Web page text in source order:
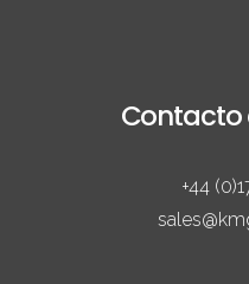
Contacto
+44